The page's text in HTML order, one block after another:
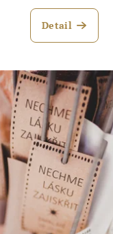
hodnocení
produktu
hvězdiček.
Detail